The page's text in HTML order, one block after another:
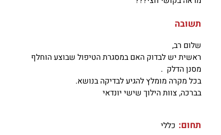
תשובה
שלום רב,
ראשית יש לבדוק האם במסגרת הטיפול שבוצע הוחלף
מסנן הדלק .
בכל מקרה מומלץ להגיע לבדיקה בנושא.
בברכה, צוות הילוך שישי יונדאי
תחום: כללי